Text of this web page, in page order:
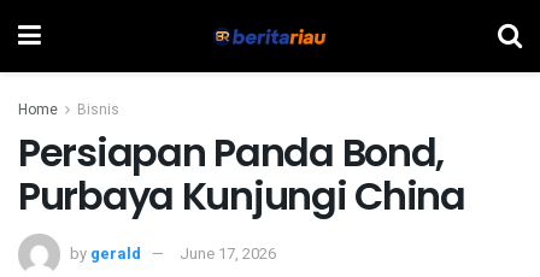
Home Bisnis
Persiapan Panda Bond,
Purbaya Kunjungi China
by gerald June 17, 2026